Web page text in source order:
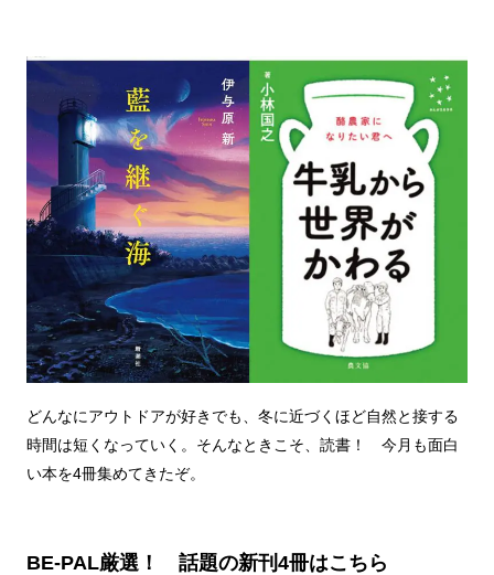
どんなにアウトドアが好きでも、冬に近づくほど自然と接する
時間は短くなっていく。そんなときこそ、読書！ 今月も面白
い本を4冊集めてきたぞ。
BE-PAL厳選！ 話題の新刊4冊はこちら